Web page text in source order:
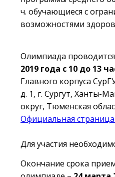
ч. обучающиеся с
возможностями
Олимпиада
2019 года с 10 до 13
Главного корпуса
д. 1, г. Сургут, Ханты-
округ, Тюменская
Официальная
Для участия
Окончание срока